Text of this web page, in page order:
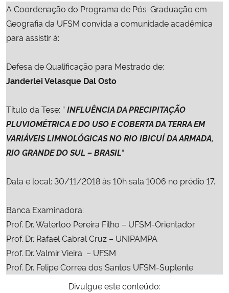
Ministério da Cidadania
Ministério da Saúde
Ministério de Minas e Energia
Ministério do Meio Ambiente
Ministério do Turismo
Ministério da Mulher, da Família e dos Direitos Humanos
Secretaria-Geral
A Coordenação do Programa de Pós-Graduação em
Geografia da UFSM convida a comunidade acadêmica
para assistir à:
Defesa de Qualificação para Mestrado de:
Janderlei Velasque Dal Osto
Título da Tese: ” INFLUÊNCIA DA PRECIPITAÇÃO
PLUVIOMÉTRICA E DO USO E COBERTA DA TERRA EM
VARIÁVEIS LIMNOLÓGICAS NO RIO IBICUÍ DA ARMADA,
RIO GRANDE DO SUL – BRASIL“
Data e local: 30/11/2018 às 10hsala 1006 no prédio 17.
Banca Examinadora:
Prof. Dr.Waterloo Pereira Filho – UFSM-Orientador
Prof. Dr. Rafael Cabral Cruz – UNIPAMPA
Prof. Dr.Valmir Vieira – UFSM
Prof. Dr. Felipe Correa dos Santos UFSM-Suplente
Divulgue este conteúdo: